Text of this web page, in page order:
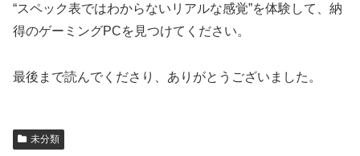
“スペック表ではわからないリアルな感覚”を体験して、納
得のゲーミングPCを見つけてください。
最後まで読んでくださり、ありがとうございました。
未分類